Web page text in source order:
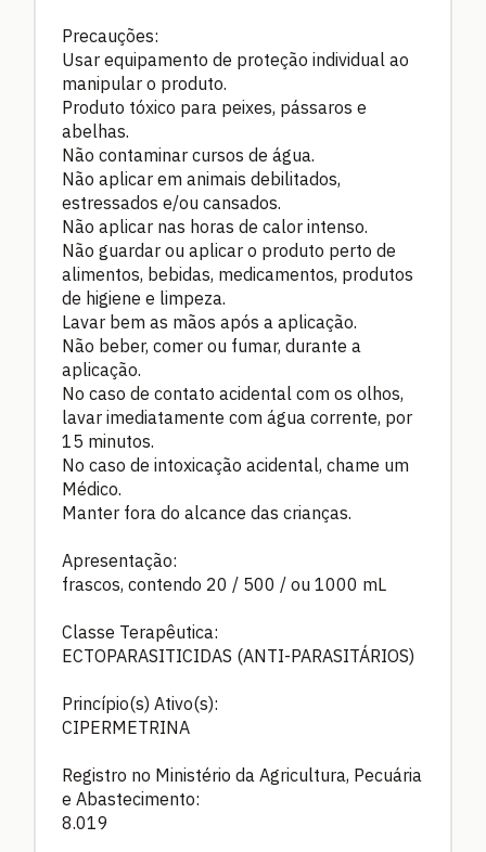
Precauções:
Usar equipamento de proteção individual ao
manipular o produto.
Produto tóxico para peixes, pássaros e
abelhas.
Não contaminar cursos de água.
Não aplicar em animais debilitados,
estressados e/ou cansados.
Não aplicar nas horas de calor intenso.
Não guardar ou aplicar o produto perto de
alimentos, bebidas, medicamentos, produtos
de higiene e limpeza.
Lavar bem as mãos após a aplicação.
Não beber, comer ou fumar, durante a
aplicação.
No caso de contato acidental com os olhos,
lavar imediatamente com água corrente, por
15 minutos.
No caso de intoxicação acidental, chame um
Médico.
Manter fora do alcance das crianças.
Apresentação:
frascos, contendo 20 / 500 / ou 1000 mL
Classe Terapêutica:
ECTOPARASITICIDAS (ANTI-PARASITÁRIOS)
Princípio(s) Ativo(s):
CIPERMETRINA
Registro no Ministério da Agricultura, Pecuária
e Abastecimento:
8.019